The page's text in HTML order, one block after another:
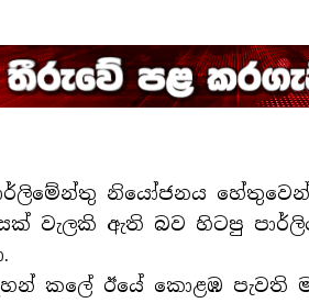
නියෝජනය
වැලකි ඇති බව හිටපු
කලේ ඊයේ කොළඹ පැවති